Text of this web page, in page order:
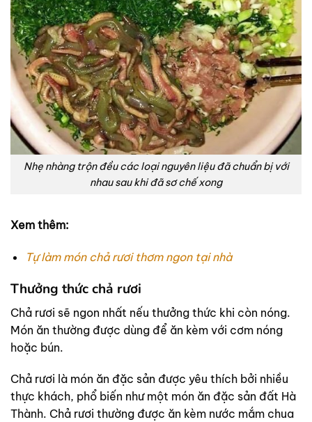
Nhẹ nhàng trộn đều các loại nguyên liệu đã chuẩn bị với
nhau sau khi đã sơ chế xong
Xem thêm:
Tự làm món chả rươi thơm ngon tại nhà
Thưởng thức chả rươi
Chả rươi sẽ ngon nhất nếu thưởng thức khi còn nóng.
Món ăn thường được dùng để ăn kèm với cơm nóng
hoặc bún.
Chả rươi là món ăn đặc sản được yêu thích bởi nhiều
thực khách, phổ biến như một món ăn đặc sản đất Hà
Thành. Chả rươi thường được ăn kèm nước mắm chua